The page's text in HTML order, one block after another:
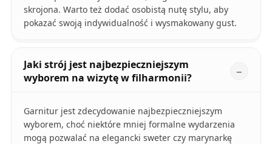
skrojona. Warto też dodać osobistą nutę stylu, aby
pokazać swoją indywidualność i wysmakowany gust.
Jaki strój jest najbezpieczniejszym
wyborem na wizytę w filharmonii?
Garnitur jest zdecydowanie najbezpieczniejszym
wyborem, choć niektóre mniej formalne wydarzenia
mogą pozwalać na elegancki sweter czy marynarkę